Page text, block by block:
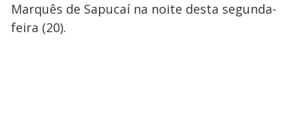
Marquês de Sapucaí na noite desta segunda-
feira (20).